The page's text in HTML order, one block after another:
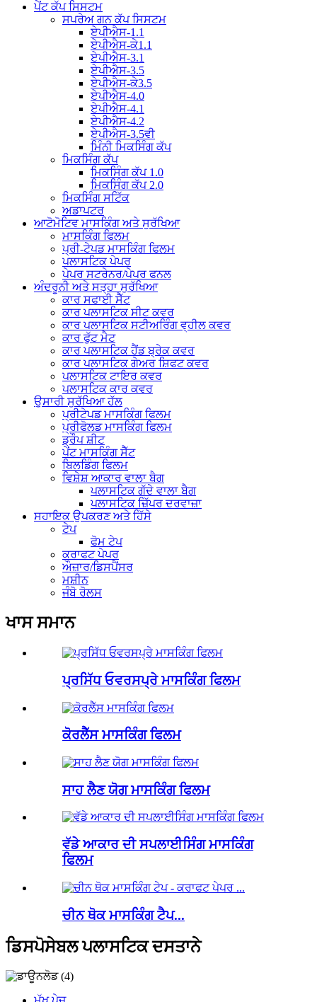
ਪੇਂਟ ਕੱਪ ਸਿਸਟਮ
ਸਪਰੇਅ ਗਨ ਕੱਪ ਸਿਸਟਮ
ਏਪੀਐਸ-1.1
ਏਪੀਐਸ-ਕੇ1.1
ਏਪੀਐਸ-3.1
ਏਪੀਐਸ-3.5
ਏਪੀਐਸ-ਕੇ3.5
ਏਪੀਐਸ-4.0
ਏਪੀਐਸ-4.1
ਏਪੀਐਸ-4.2
ਏਪੀਐਸ-3.5ਵੀ
ਮਿੰਨੀ ਮਿਕਸਿੰਗ ਕੱਪ
ਮਿਕਸਿੰਗ ਕੱਪ
ਮਿਕਸਿੰਗ ਕੱਪ 1.0
ਮਿਕਸਿੰਗ ਕੱਪ 2.0
ਮਿਕਸਿੰਗ ਸਟਿੱਕ
ਅਡਾਪਟਰ
ਆਟੋਮੋਟਿਵ ਮਾਸਕਿੰਗ ਅਤੇ ਸੁਰੱਖਿਆ
ਮਾਸਕਿੰਗ ਫਿਲਮ
ਪ੍ਰੀ-ਟੇਪਡ ਮਾਸਕਿੰਗ ਫਿਲਮ
ਪਲਾਸਟਿਕ ਪੇਪਰ
ਪੇਪਰ ਸਟਰੇਨਰ/ਪੇਪਰ ਫਨਲ
ਅੰਦਰੂਨੀ ਅਤੇ ਸਤ੍ਹਾ ਸੁਰੱਖਿਆ
ਕਾਰ ਸਫਾਈ ਸੈੱਟ
ਕਾਰ ਪਲਾਸਟਿਕ ਸੀਟ ਕਵਰ
ਕਾਰ ਪਲਾਸਟਿਕ ਸਟੀਅਰਿੰਗ ਵ੍ਹੀਲ ਕਵਰ
ਕਾਰ ਫੁੱਟ ਮੈਟ
ਕਾਰ ਪਲਾਸਟਿਕ ਹੈਂਡ ਬ੍ਰੇਕ ਕਵਰ
ਕਾਰ ਪਲਾਸਟਿਕ ਗੇਅਰ ਸ਼ਿਫਟ ਕਵਰ
ਪਲਾਸਟਿਕ ਟਾਇਰ ਕਵਰ
ਪਲਾਸਟਿਕ ਕਾਰ ਕਵਰ
ਉਸਾਰੀ ਸੁਰੱਖਿਆ ਹੱਲ
ਪ੍ਰੀਟੇਪਡ ਮਾਸਕਿੰਗ ਫਿਲਮ
ਪ੍ਰੀਫੋਲਡ ਮਾਸਕਿੰਗ ਫਿਲਮ
ਡ੍ਰੌਪ ਸ਼ੀਟ
ਪੇਂਟ ਮਾਸਕਿੰਗ ਸੈੱਟ
ਬਿਲਡਿੰਗ ਫਿਲਮ
ਵਿਸ਼ੇਸ਼ ਆਕਾਰ ਵਾਲਾ ਬੈਗ
ਪਲਾਸਟਿਕ ਗੱਦੇ ਵਾਲਾ ਬੈਗ
ਪਲਾਸਟਿਕ ਜ਼ਿੱਪਰ ਦਰਵਾਜ਼ਾ
ਸਹਾਇਕ ਉਪਕਰਣ ਅਤੇ ਹਿੱਸੇ
ਟੇਪ
ਫੋਮ ਟੇਪ
ਕਰਾਫਟ ਪੇਪਰ
ਔਜ਼ਾਰ/ਡਿਸਪੈਂਸਰ
ਮਸ਼ੀਨ
ਜੰਬੋ ਰੋਲਸ
ਖਾਸ ਸਮਾਨ
ਪ੍ਰਸਿੱਧ ਓਵਰਸਪ੍ਰੇ ਮਾਸਕਿੰਗ ਫਿਲਮ
ਕੋਰਲੈੱਸ ਮਾਸਕਿੰਗ ਫਿਲਮ
ਸਾਹ ਲੈਣ ਯੋਗ ਮਾਸਕਿੰਗ ਫਿਲਮ
ਵੱਡੇ ਆਕਾਰ ਦੀ ਸਪਲਾਈਸਿੰਗ ਮਾਸਕਿੰਗ
ਫਿਲਮ
ਚੀਨ ਥੋਕ ਮਾਸਕਿੰਗ ਟੈਪ...
ਡਿਸਪੋਸੇਬਲ ਪਲਾਸਟਿਕ ਦਸਤਾਨੇ